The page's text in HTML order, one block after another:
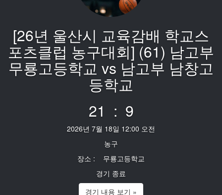
[26년 울산시 교육감배 학교스
포츠클럽 농구대회] (61) 남고부
무룡고등학교 vs 남고부 남창고
등학교
21 : 9
2026년 7월 18일 12:00 오전
농구
장소 : 무룡고등학교
경기 종료
경기 내용 보기 »